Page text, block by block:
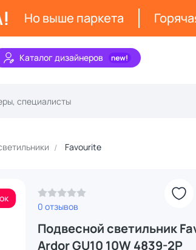
Но выше паркета
Каталог дизайнеров
Favourite
0 отзывов
Подвесной светильник
Ardor GU10 10W 4839-2P